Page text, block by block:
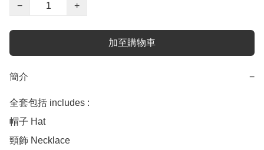
−
+
加至購物車
簡介 −
全套包括 includes :
帽子 Hat
頸飾 Necklace